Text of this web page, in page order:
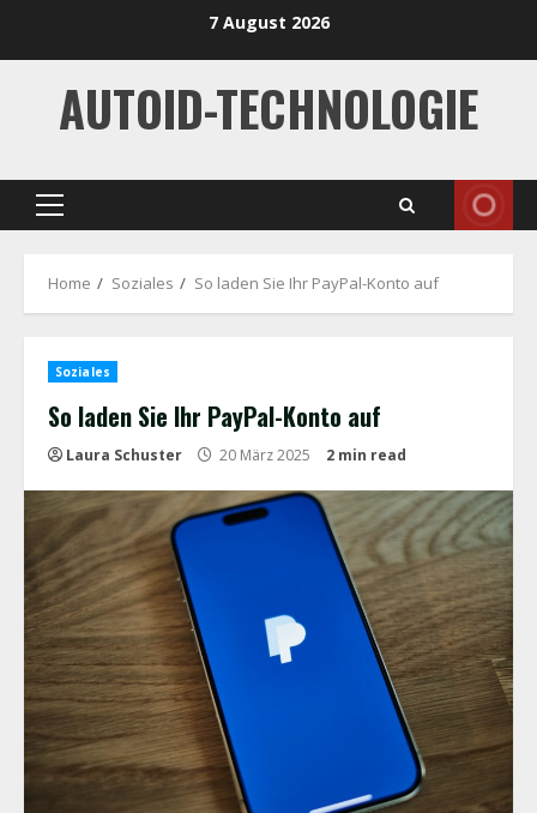
7 August 2026
AUTOID-TECHNOLOGIE
Primary
Home Soziales So laden Sie Ihr PayPal-Konto auf
Soziales
So laden Sie Ihr PayPal-Konto auf
Laura Schuster 20 März 2025 2 min read